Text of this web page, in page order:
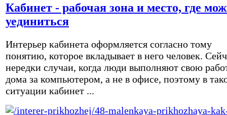
Кабинет - рабочая зона и место, где
уединиться
Интерьер кабинета оформляется согласно тому
понятию, которое вкладывает в него человек.
нередки случаи, когда люди выполняют свою
дома за компьютером, а не в офисе, поэтому в
ситуации кабинет ...